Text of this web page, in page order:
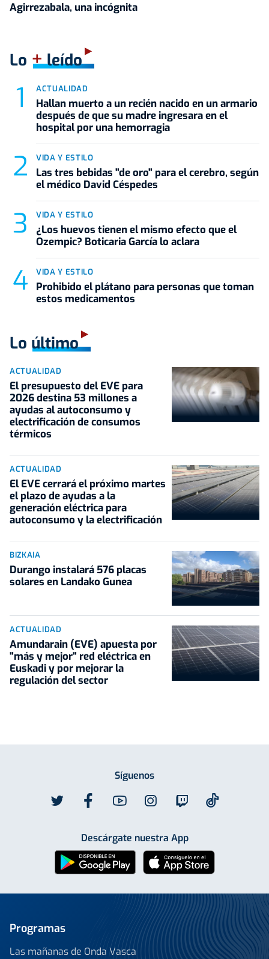
Agirrezabala, una incógnita
Lo +leído
ACTUALIDAD
Hallan muerto a un recién nacido en un armario
después de que su madre ingresara en el
hospital por una hemorragia
VIDA Y ESTILO
Las tres bebidas "de oro" para el cerebro, según
el médico David Céspedes
VIDA Y ESTILO
¿Los huevos tienen el mismo efecto que el
Ozempic? Boticaria García lo aclara
VIDA Y ESTILO
Prohibido el plátano para personas que toman
estos medicamentos
Lo último
ACTUALIDAD
El presupuesto del EVE para
2026 destina 53 millones a
ayudas al autoconsumo y
electrificación de consumos
térmicos
ACTUALIDAD
El EVE cerrará el próximo martes
el plazo de ayudas a la
generación eléctrica para
autoconsumo y la electrificación
BIZKAIA
Durango instalará 576 placas
solares en Landako Gunea
ACTUALIDAD
Amundarain (EVE) apuesta por
"más y mejor" red eléctrica en
Euskadi y por mejorar la
regulación del sector
Síguenos
Descárgate nuestra App
Programas
Las mañanas de Onda Vasca